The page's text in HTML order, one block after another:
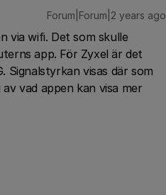
Forum|Forum|2 years ago
via wifi. Det som skulle
app. För Zyxel är det
Signalstyrkan visas där som
vad appen kan visa mer